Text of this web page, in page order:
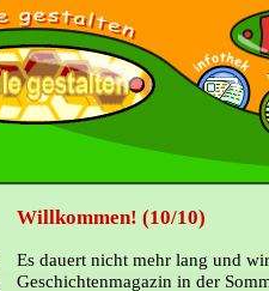
Willkommen! (10/10)
Es dauert nicht mehr lang und
Geschichtenmagazin in der